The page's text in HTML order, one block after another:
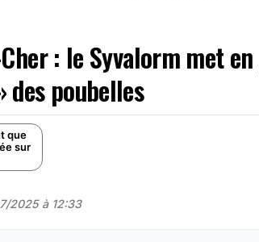
: le Syvalorm met
des poubelles
que
sur
2025 à 12:33